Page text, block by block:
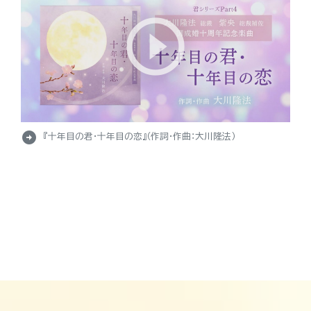
arrow_circle_right 『十年目の君・十年目の恋』（作詞・作曲：大川隆法）